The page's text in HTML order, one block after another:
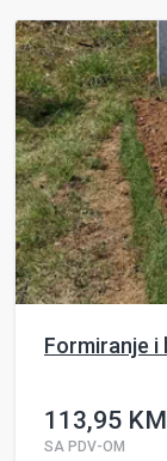
Formiranje i
113,95 KM
SA PDV-OM